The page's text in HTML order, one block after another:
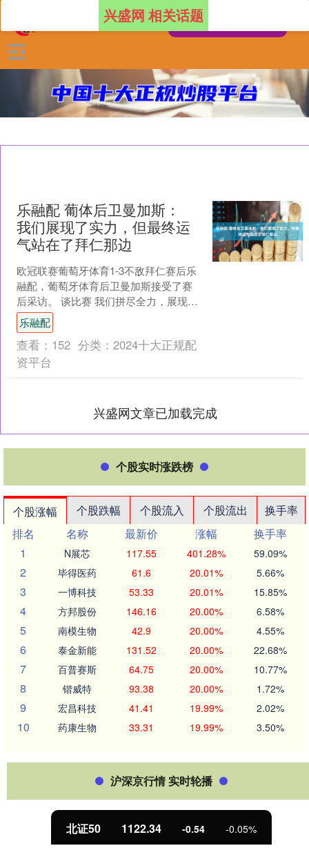
兴盛网 相关话题
乐融配 葡体后卫曼加斯：
我们展现了实力，但最终运
气站在了拜仁那边
欧冠联赛葡萄牙体育1-3不敌拜仁赛后乐
融配，葡萄牙体育后卫曼加斯接受了赛
后采访。 谈比赛 我们拼尽全力，展现了
我们的实力，我们是双料国内冠军。对
手是一支非常强大....
乐融配
查看： 152 分类： 2024十大正规配
资平台
兴盛网文章已加载完成
个股实时涨跌榜
个股涨幅 个股跌幅 个股流入 个股流出
换手率
排名
名称 最新价 涨幅
换手率
1
N展芯 117.55 401.28% 59.09%
2 毕得医药 61.6 20.01% 5.66%
3 一博科技 53.33 20.01% 15.85%
4 方邦股份 146.16 20.00% 6.58%
5 南模生物 42.9 20.00% 4.55%
6 泰金新能 131.52 20.00% 22.68%
7 百普赛斯 64.75 20.00% 10.77%
8 锴威特 93.38 20.00% 1.72%
9 宏昌科技 41.41 19.99% 2.02%
10 药康生物 33.31 19.99% 3.50%
沪深京行情 实时轮播
北证50 1122.34 -0.54 -0.05%